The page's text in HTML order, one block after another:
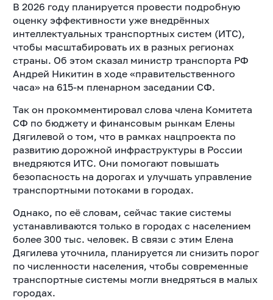
В 2026 году планируется провести подробную
оценку эффективности уже внедрённых
интеллектуальных транспортных систем (ИТС),
чтобы масштабировать их в разных регионах
страны. Об этом сказал министр транспорта РФ
Андрей Никитин в ходе «правительственного
часа» на 615-м пленарном заседании СФ.
Так он прокомментировал слова члена Комитета
СФ по бюджету и финансовым рынкам Елены
Дягилевой о том, что в рамках нацпроекта по
развитию дорожной инфраструктуры в России
внедряются ИТС. Они помогают повышать
безопасность на дорогах и улучшать управление
транспортными потоками в городах.
Однако, по её словам, сейчас такие системы
устанавливаются только в городах с населением
более 300 тыс. человек. В связи с этим Елена
Дягилева уточнила, планируется ли снизить порог
по численности населения, чтобы современные
транспортные системы могли внедряться в малых
городах.